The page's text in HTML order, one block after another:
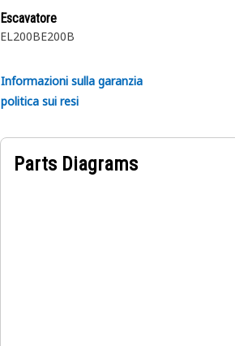
Escavatore
EL200BE200B
Informazioni sulla garanzia
politica sui resi
Parts Diagrams